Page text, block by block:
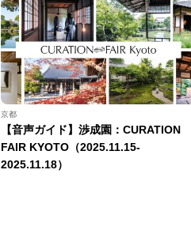
京都
【音声ガイド】渉成園：CURATION
FAIR KYOTO（2025.11.15-
2025.11.18）